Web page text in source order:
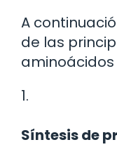
A
de las
1.
Síntesis de